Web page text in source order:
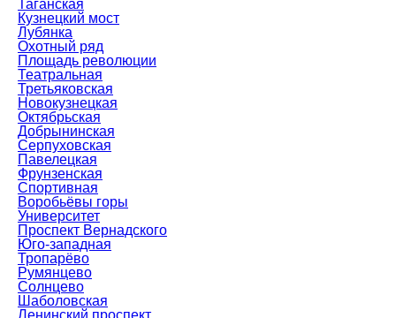
Таганская
Кузнецкий мост
Лубянка
Охотный ряд
Площадь революции
Театральная
Третьяковская
Новокузнецкая
Октябрьская
Добрынинская
Серпуховская
Павелецкая
Фрунзенская
Спортивная
Воробьёвы горы
Университет
Проспект Вернадского
Юго-западная
Тропарёво
Румянцево
Солнцево
Шаболовская
Ленинский проспект